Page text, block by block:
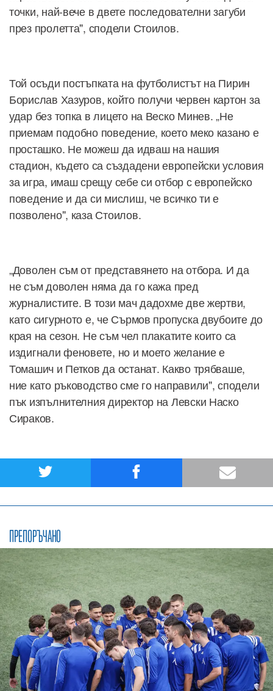
точки, най-вече в двете последователни загуби
през пролетта", сподели Стоилов.
Той осъди постъпката на футболистът на Пирин
Борислав Хазуров, който получи червен картон за
удар без топка в лицето на Веско Минев. „Не
приемам подобно поведение, което меко казано е
просташко. Не можеш да идваш на нашия
стадион, където са създадени европейски условия
за игра, имаш срещу себе си отбор с европейско
поведение и да си мислиш, че всичко ти е
позволено", каза Стоилов.
„Доволен съм от представянето на отбора. И да
не съм доволен няма да го кажа пред
журналистите. В този мач дадохме две жертви,
като сигурното е, че Сърмов пропуска двубоите до
края на сезон. Не съм чел плакатите които са
издигнали феновете, но и моето желание е
Томашич и Петков да останат. Какво трябваше,
ние като ръководство сме го направили", сподели
пък изпълнителния директор на Левски Наско
Сираков.
ПРЕПОРЪЧАНО